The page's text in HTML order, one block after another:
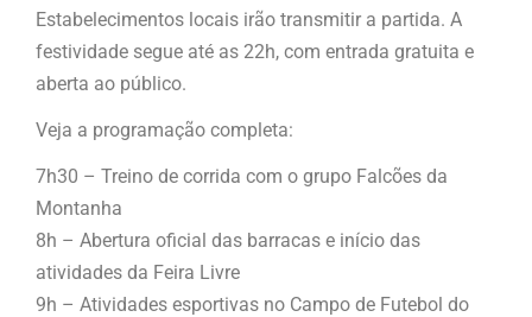
Estabelecimentos locais irão transmitir a partida. A
festividade segue até as 22h, com entrada gratuita e
aberta ao público.
Veja a programação completa:
7h30 – Treino de corrida com o grupo Falcões da
Montanha
8h – Abertura oficial das barracas e início das
atividades da Feira Livre
9h – Atividades esportivas no Campo de Futebol do